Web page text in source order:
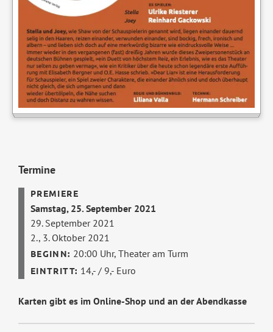
Termine
Samstag, 25. September 2021
29. September 2021
2., 3. Oktober 2021
20:00 Uhr,Theater am Turm
14,- / 9,- Euro
Karten gibt es im Online-Shop und an der Abendkasse